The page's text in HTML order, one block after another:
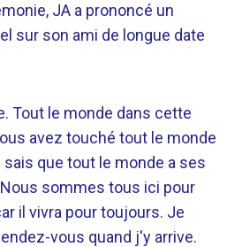
JA a prononcé un
sur son ami de longue date
Tout le monde dans cette
avez touché tout le monde
sais que tout le monde a ses
sommes tous ici pour
il vivra pour toujours. Je
vous quand j'y arrive.